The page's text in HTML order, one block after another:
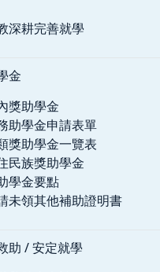
深耕完善就學
金
獎助學金
助學金申請表單
獎助學金一覽表
民族獎助學金
學金要點
未領其他補助證明書
助 / 安定就學